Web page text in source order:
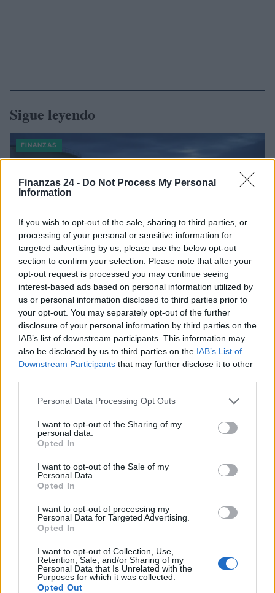
Finanzas 24 - Do Not Process My Personal
Information
If you wish to opt-out of the sale, sharing to third parties, or
processing of your personal or sensitive information for
targeted advertising by us, please use the below opt-out
section to confirm your selection. Please note that after your
opt-out request is processed you may continue seeing
interest-based ads based on personal information utilized by
us or personal information disclosed to third parties prior to
your opt-out. You may separately opt-out of the further
disclosure of your personal information by third parties on the
IAB’s list of downstream participants. This information may
also be disclosed by us to third parties on the IAB’s List of
Downstream Participants that may further disclose it to other
Please note that this website/app uses one or more Google
not limited to your visit or usage behaviour. You may click to
grant or deny consent to Google and its third-party tags to
use your data for below specified purposes in below Google
consent section.
Personal Data Processing Opt Outs
I want to opt-out of the Sharing of my
personal data.
Opted In
I want to opt-out of the Sale of my
Personal Data.
Opted In
I want to opt-out of processing my
Personal Data for Targeted Advertising.
Opted In
I want to opt-out of Collection, Use,
Retention, Sale, and/or Sharing of my
Personal Data that Is Unrelated with the
Purposes for which it was collected.
Opted Out
Sigue leyendo
FINANZAS
Cómo la crisis de refino está afectando los precios de la
gasolina y el diésel
Lucía Herrera · 7 Ago 2026
NEWS
Lucía Herrera · 7 Ago 2026
CRIPTOMONEDAS